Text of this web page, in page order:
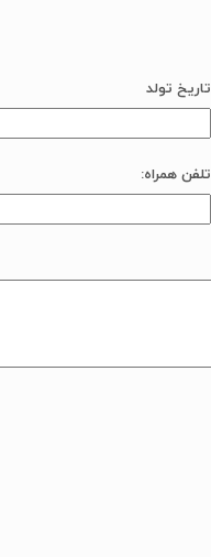
تاریخ تولد
تلفن همراه: